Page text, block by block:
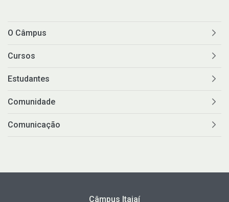
O Câmpus
Cursos
Estudantes
Comunidade
Comunicação
Câmpus Itajaí